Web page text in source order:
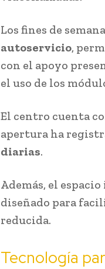
Los fines de
autoservicio,
con el apoyo
el uso de los
El centro cuenta
apertura ha
diarias.
Además, el
diseñado para
reducida.
Tecnología